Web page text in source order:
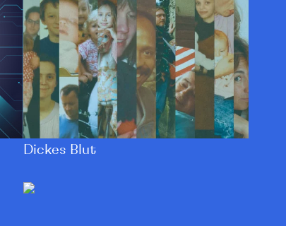
Dickes Blut